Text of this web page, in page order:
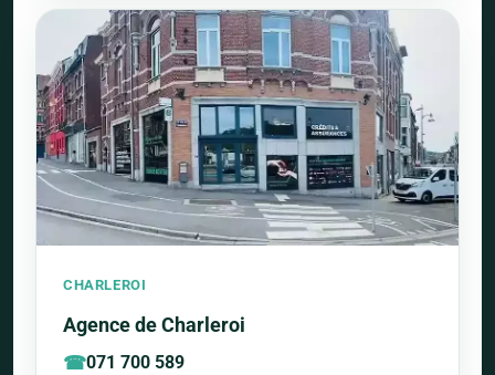
CHARLEROI
Agence de Charleroi
071 700 589